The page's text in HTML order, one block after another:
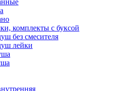
комплекты с буксой
без смесителя
лейки